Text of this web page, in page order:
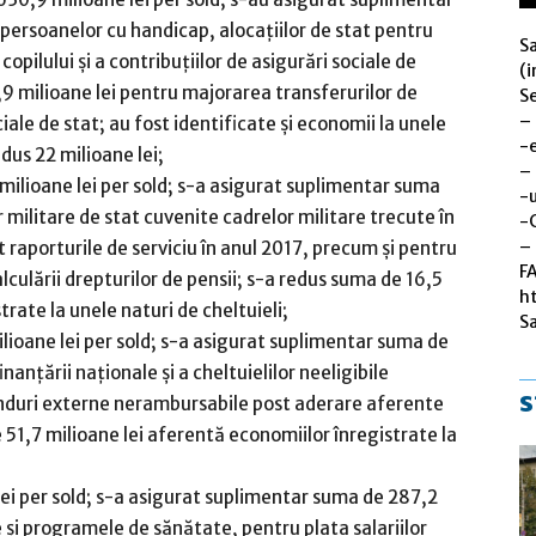
cu handicap, alocaţiilor de stat pentru
şi a contribuţiilor de asigurări sociale de
milioane lei pentru majorarea transferurilor de
de stat; au fost identificate şi economii la unele
22 milioane lei;
lei per sold; s-a asigurat suplimentar suma
militare de stat cuvenite cadrelor militare trecute în
de serviciu în anul 2017, precum şi pentru
drepturilor de pensii; s-a redus suma de 16,5
la unele naturi de cheltuieli;
lei per sold; s-a asigurat suplimentar suma de
naţionale şi a cheltuielilor neeligibile
externe nerambursabile post aderare aferente
milioane lei aferentă economiilor înregistrate la
per sold; s-a asigurat suplimentar suma de 287,2
programele de sănătate, pentru plata salariilor
–
-
–
-
-
–